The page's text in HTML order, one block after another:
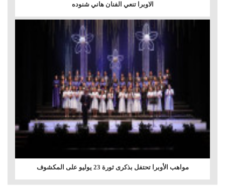
الاوبرا تنعي الفنان هاني شنوده
مواهب الأوبرا تحتفل بذكرى ثورة 23 يوليو على المكشوف